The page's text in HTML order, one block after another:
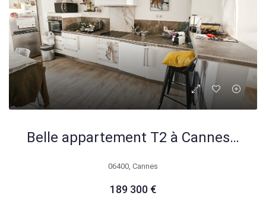
Belle appartement T2 à Cannes avec garage, cave et balcon – Idéal primo-accédants
06400, Cannes
189 300 €